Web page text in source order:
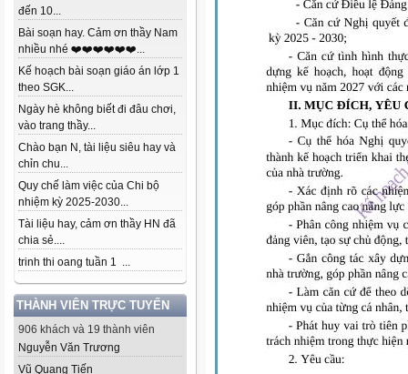
đến 10...
Bài soạn hay. Cảm ơn thầy Nam
nhiều nhé ❤️❤️❤️❤️❤️❤️...
Kế hoạch bài soạn giáo án lớp 1
theo SGK...
Ngày hè không biết đi đâu chơi,
vào trang thầy...
Chào bạn N, tài liệu siêu hay và
chỉn chu...
Quy chế làm việc của Chi bộ
nhiệm kỳ 2025-2030...
Tài liệu hay, cảm ơn thầy HN đã
chia sẻ....
trinh thi oang tuần 1 ...
THÀNH VIÊN TRỰC TUYẾN
906 khách và 19 thành viên
Nguyễn Văn Trương
Vũ Quang Tiến